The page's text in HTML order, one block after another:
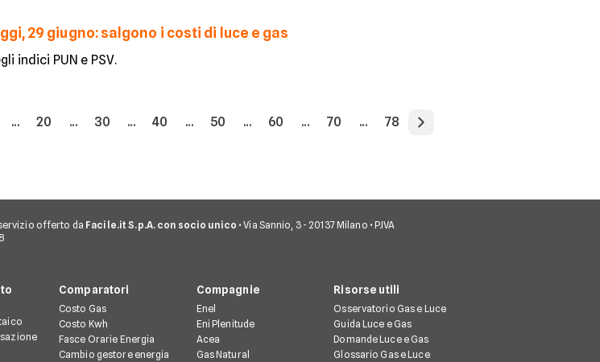
29 giugno: salgono i costi di luce e gas
indici PUN e PSV.
... 20 ... 30 ... 40 ... 50 ... 60 ... 70 ... 78
offerto da Facile.it S.p.A. con socio unico • Via Sannio, 3 - 20137 Milano • P.IVA
Comparatori
Costo Gas
Costo Kwh
Fasce Orarie Energia
Cambio gestore energia
Compagnie
Enel
Eni Plenitude
Acea
Gas Natural
Risorse utili
Osservatorio Gas e Luce
Guida Luce e Gas
Domande Luce e Gas
Glossario Gas e Luce